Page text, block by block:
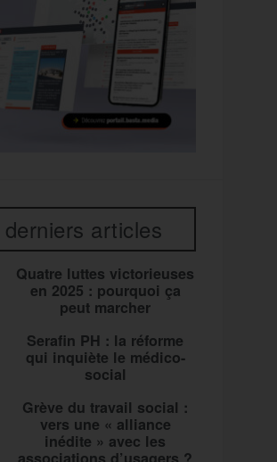
derniers articles
Quatre luttes victorieuses
en 2025 : pourquoi ça
peut marcher
Serafin PH : la réforme
qui inquiète le médico-
social
Grève du travail social :
vers une « alliance
inédite » avec les